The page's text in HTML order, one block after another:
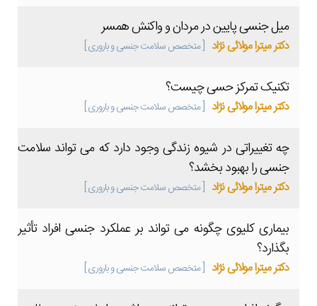
میل جنسی پایین در مردان و واکنش همسر
دکتر میترا مولائی نژاد [ متخصص سلامت جنسی و باروری ]
تکنیک تمرکز حسی چیست؟
دکتر میترا مولائی نژاد [ متخصص سلامت جنسی و باروری ]
چه تغییراتی در شیوه زندگی وجود دارد که می تواند سلامت
جنسی را بهبود بخشد؟
دکتر میترا مولائی نژاد [ متخصص سلامت جنسی و باروری ]
بیماری کلیوی چگونه می تواند بر عملکرد جنسی افراد تأثیر
بگذارد؟
دکتر میترا مولائی نژاد [ متخصص سلامت جنسی و باروری ]